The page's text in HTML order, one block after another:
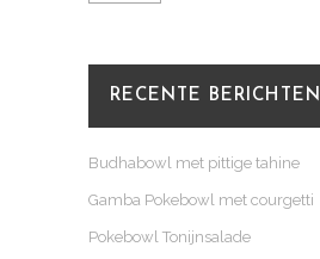
RECENTE BERICHTEN
Budhabowl met pittige tahine
Gamba Pokebowl met courgetti
Pokebowl Tonijnsalade